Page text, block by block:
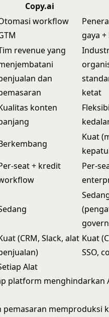
Copy.ai
workflow
gaya
revenue yang
dan
ketat
konten
Kuat
seat + kredit
Per-
(CRM, Slack, alat Kuat
SSO,
Alat
platform menghindarkan
memproduksi